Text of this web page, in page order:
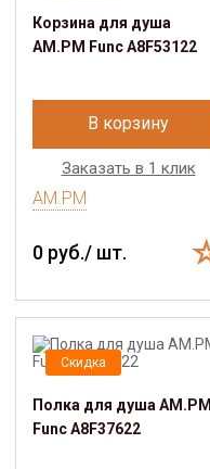
Корзина для душа
AM.PM Func A8F53122
В корзину
Заказать в 1 клик
AM.PM
0 руб./ шт.
Скидка
Полка для душа AM.PM
Func A8F37622